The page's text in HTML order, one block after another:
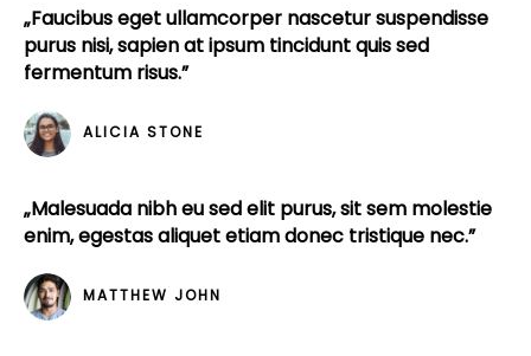
„Faucibus eget ullamcorper nascetur suspendisse
purus nisi, sapien at ipsum tincidunt quis sed
fermentum risus.”
ALICIA STONE
„Malesuada nibh eu sed elit purus, sit sem molestie
enim, egestas aliquet etiam donec tristique nec.”
MATTHEW JOHN